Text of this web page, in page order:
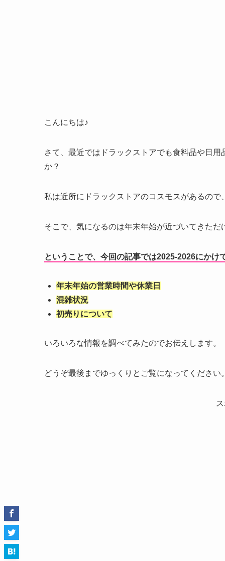
こんにちは♪
さて、最近ではドラックストアでも食料品や日
か？
私は近所にドラックストアのコスモスがあるの
そこで、気になるのは年末年始が近づいてきた
ということで、今回の記事では2025-2026にかけ
年末年始の営業時間や休業日
混雑状況
初売りについて
いろいろな情報を調べてみたのでお伝えします。
どうぞ最後までゆっくりとご覧になってください